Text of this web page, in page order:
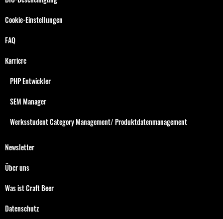
Cookie-Einstellungen
FAQ
Karriere
PHP Entwickler
SEM Manager
Werksstudent Category Management/ Produktdatenmanagement
Newsletter
Über uns
Was ist Craft Beer
Datenschutz